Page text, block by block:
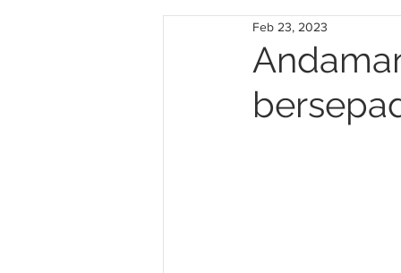
Teknologi Kontraktor
Feb 23, 2023